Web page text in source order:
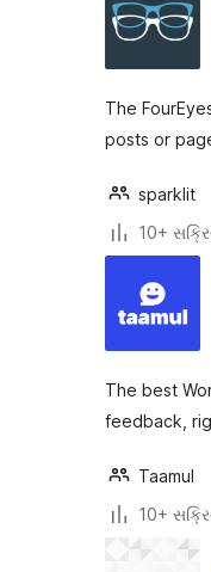
The
posts or
sparklit
10+
The best
feedback,
Taamul
10+